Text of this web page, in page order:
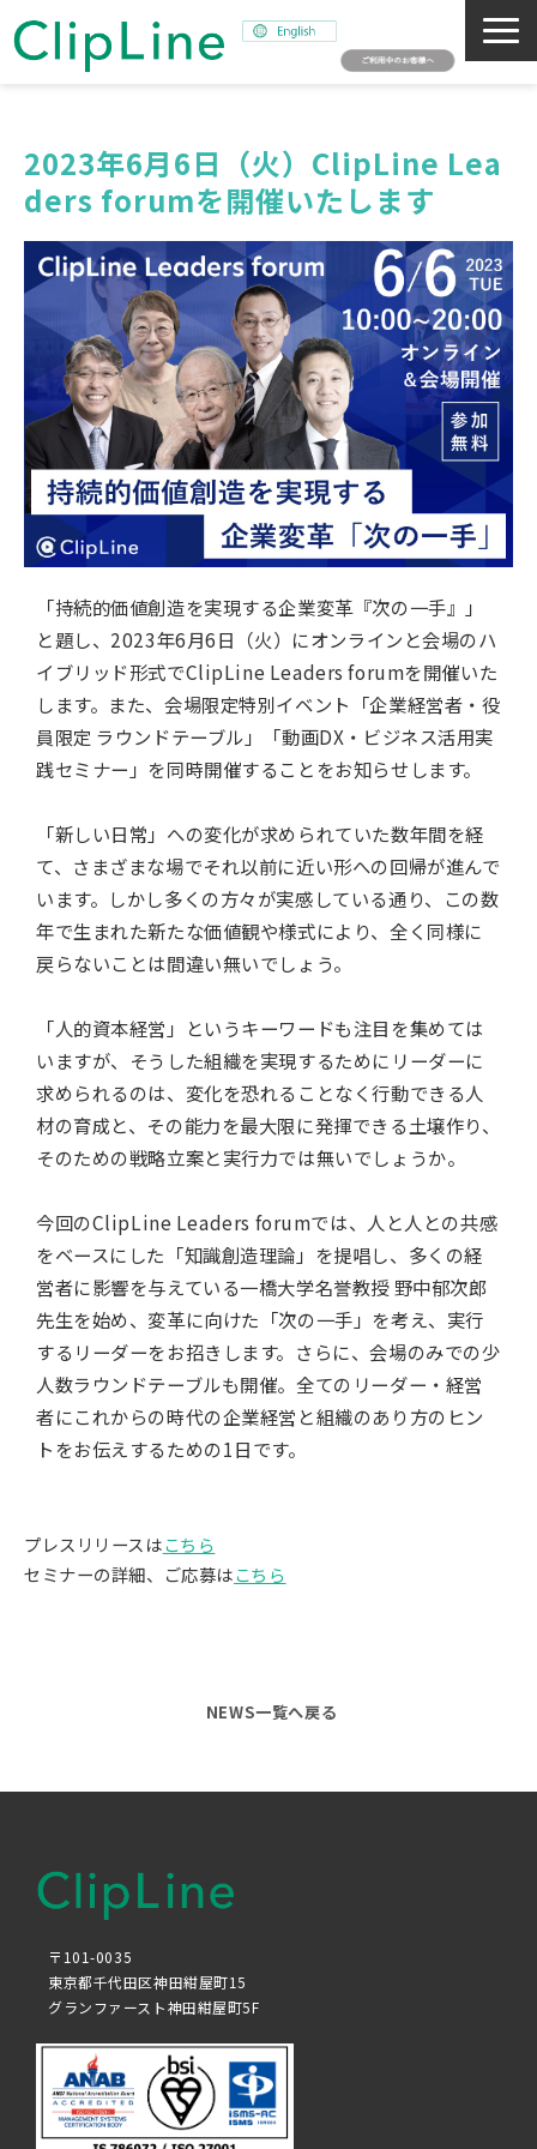
事業紹介
ミッション
ニュース
サステナビリティ
採用情報
SNAPSHOT
2023年6月6日（火）ClipLine Lea
ders forumを開催いたします
「持続的価値創造を実現する企業変革『次の一手』」
と題し、2023年6月6日（火）にオンラインと会場のハ
イブリッド形式でClipLine Leaders forumを開催いた
します。また、会場限定特別イベント「企業経営者・役
員限定 ラウンドテーブル」「動画DX・ビジネス活用実
践セミナー」を同時開催することをお知らせします。
「新しい日常」への変化が求められていた数年間を経
て、さまざまな場でそれ以前に近い形への回帰が進んで
います。しかし多くの方々が実感している通り、この数
年で生まれた新たな価値観や様式により、全く同様に
戻らないことは間違い無いでしょう。
「人的資本経営」というキーワードも注目を集めては
いますが、そうした組織を実現するためにリーダーに
求められるのは、変化を恐れることなく行動できる人
材の育成と、その能力を最大限に発揮できる土壌作り、
そのための戦略立案と実行力では無いでしょうか。
今回のClipLine Leaders forumでは、人と人との共感
をベースにした「知識創造理論」を提唱し、多くの経
営者に影響を与えている一橋大学名誉教授 野中郁次郎
先生を始め、変革に向けた「次の一手」を考え、実行
するリーダーをお招きします。さらに、会場のみでの少
人数ラウンドテーブルも開催。全てのリーダー・経営
者にこれからの時代の企業経営と組織のあり方のヒン
トをお伝えするための1日です。
プレスリリースはこちら
セミナーの詳細、ご応募はこちら
NEWS一覧へ戻る
〒101-0035
東京都千代田区神田紺屋町15
グランファースト神田紺屋町5F